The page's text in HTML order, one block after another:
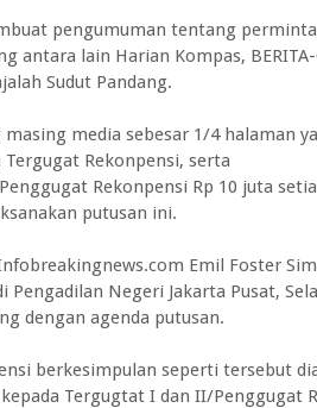
pengumuman tentang
antara lain Harian Kompas, BERITA-
Sudut Pandang.
media sebesar 1/4 halaman
Rekonpensi, serta
Rekonpensi Rp 10 juta
putusan ini.
Emil Foster
Negeri Jakarta Pusat,
dengan agenda putusan.
berkesimpulan seperti tersebut
Tergugtat I dan II/Penggugat